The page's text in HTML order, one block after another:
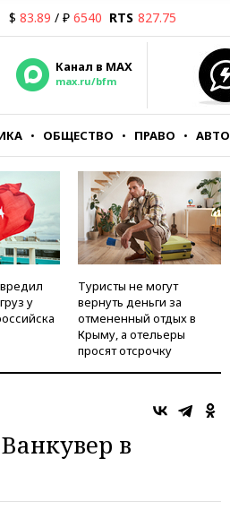
$ 83.89 / ₽ 6540 RTS 827.75
Канал в MAX
max.ru/bfm
ОБЩЕСТВО ПРАВО АВТО
у
Туристы не могут
вернуть деньги за
отмененный отдых в
Крыму, а отельеры
просят отсрочку
в